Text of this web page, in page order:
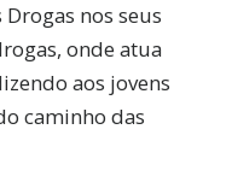
nos seus
onde atua
aos jovens
caminho das